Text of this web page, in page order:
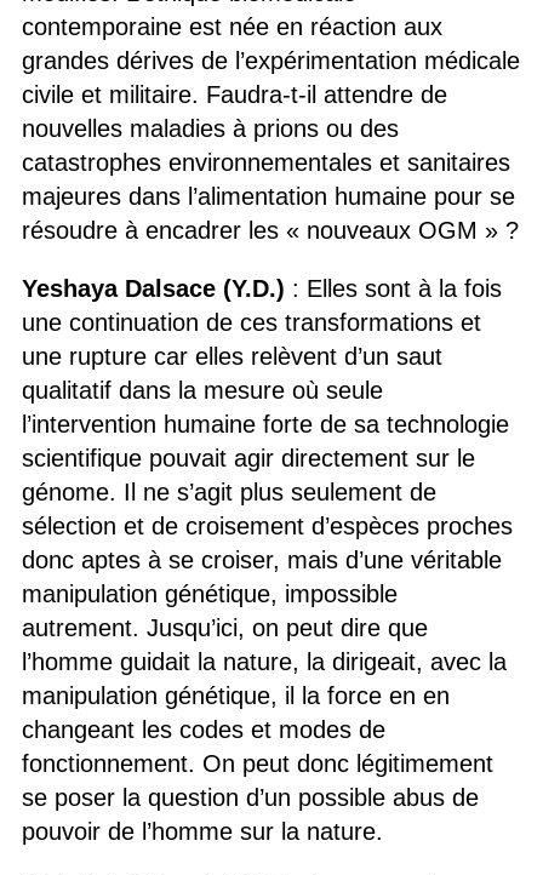
contemporaine est née en réaction aux
grandes dérives de l’expérimentation médicale
civile et militaire. Faudra-t-il attendre de
nouvelles maladies à prions ou des
catastrophes environnementales et sanitaires
majeures dans l’alimentation humaine pour se
résoudre à encadrer les « nouveaux OGM » ?
Yeshaya Dalsace (Y.D.) : Elles sont à la fois
une continuation de ces transformations et
une rupture car elles relèvent d’un saut
qualitatif dans la mesure où seule
l’intervention humaine forte de sa technologie
scientifique pouvait agir directement sur le
génome. Il ne s’agit plus seulement de
sélection et de croisement d’espèces proches
donc aptes à se croiser, mais d’une véritable
manipulation génétique, impossible
autrement. Jusqu’ici, on peut dire que
l’homme guidait la nature, la dirigeait, avec la
manipulation génétique, il la force en en
changeant les codes et modes de
fonctionnement. On peut donc légitimement
se poser la question d’un possible abus de
pouvoir de l’homme sur la nature.